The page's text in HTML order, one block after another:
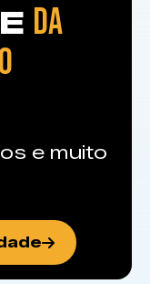
DA
e muito